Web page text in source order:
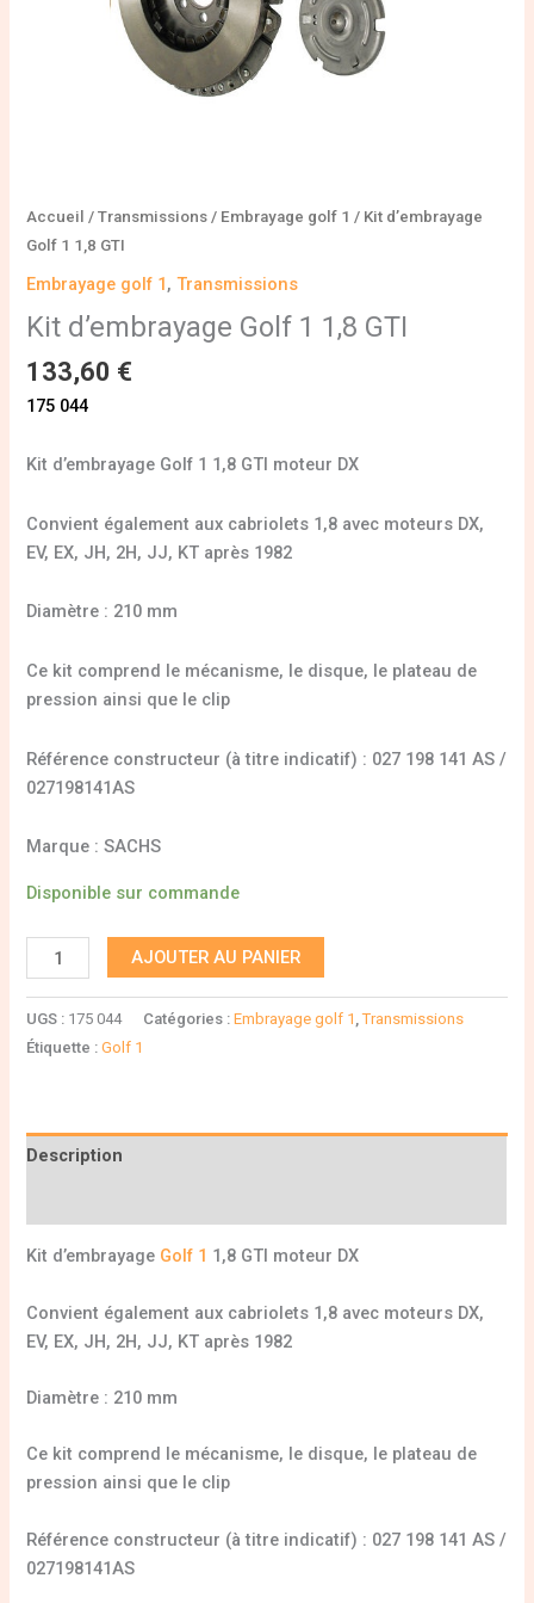
Accueil /Transmissions / Embrayage golf 1 / Kit d’embrayage
Golf 1 1,8 GTI
Embrayage golf 1,Transmissions
Kit d’embrayage Golf 1 1,8 GTI
133,60 €
175 044
Kit d’embrayage Golf 1 1,8 GTI moteur DX
Convient également aux cabriolets 1,8 avec moteurs DX,
EV, EX, JH, 2H, JJ, KT après 1982
Diamètre : 210 mm
Ce kit comprend le mécanisme, le disque, le plateau de
pression ainsi que le clip
Référence constructeur (à titre indicatif) : 027 198 141 AS /
027198141AS
Marque : SACHS
Disponible sur commande
AJOUTER AU PANIER
UGS : 175 044 Catégories :Embrayage golf 1 ,Transmissions
Étiquette :Golf 1
Description
Kit d’embrayage Golf 1 1,8 GTI moteur DX
Convient également aux cabriolets 1,8 avec moteurs DX,
EV, EX, JH, 2H, JJ, KT après 1982
Diamètre : 210 mm
Ce kit comprend le mécanisme, le disque, le plateau de
pression ainsi que le clip
Référence constructeur (à titre indicatif) : 027 198 141 AS /
027198141AS